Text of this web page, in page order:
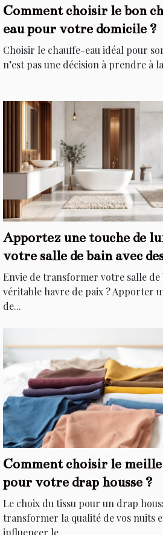
Comment choisir le bon
eau pour votre domicile ?
Choisir le chauffe-eau idéal pour
n’est pas une décision à prendre à
Apportez une touche de
votre salle de bain avec
élégants
Envie de transformer votre salle de
véritable havre de paix ? Apporter
de...
Comment choisir le
pour votre drap housse ?
Le choix du tissu pour un drap
transformer la qualité de vos nuits